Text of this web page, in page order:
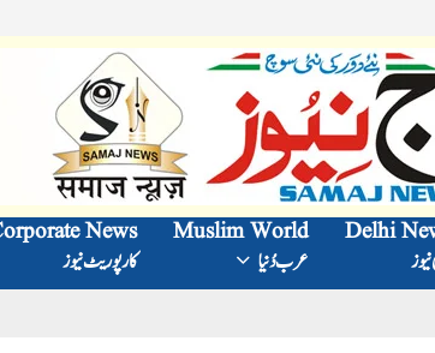
Delhi
Muslim World
عرب دُنیا
News
کارپوریٹ نیوز